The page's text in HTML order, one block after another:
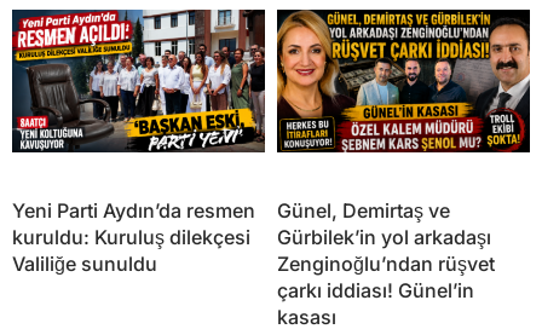
Yeni Parti Aydın’da resmen
kuruldu: Kuruluş dilekçesi
Valiliğe sunuldu
Günel, Demirtaş ve
Gürbilek’in yol arkadaşı
Zenginoğlu’ndan rüşvet
çarkı iddiası! Günel’in
kasası